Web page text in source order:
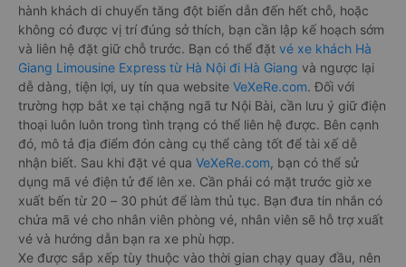
hành khách di chuyển tăng đột biến dẫn đến hết chỗ, hoặc
không có được vị trí đúng sở thích, bạn cần lập kế hoạch sớm
và liên hệ đặt giữ chỗ trước. Bạn có thể đặt vé xe khách Hà
Giang Limousine Express từ Hà Nội đi Hà Giang và ngược lại
dễ dàng, tiện lợi, uy tín qua website VeXeRe.com. Đối với
trường hợp bắt xe tại chặng ngã tư Nội Bài, cần lưu ý giữ điện
thoại luôn luôn trong tình trạng có thể liên hệ được. Bên cạnh
đó, mô tả địa điểm đón càng cụ thể càng tốt để tài xế dễ
nhận biết. Sau khi đặt vé qua VeXeRe.com, bạn có thể sử
dụng mã vé điện tử để lên xe. Cần phải có mặt trước giờ xe
xuất bến từ 20 – 30 phút để làm thủ tục. Bạn đưa tin nhắn có
chứa mã vé cho nhân viên phòng vé, nhân viên sẽ hỗ trợ xuất
vé và hướng dẫn bạn ra xe phù hợp.
Xe được sắp xếp tùy thuộc vào thời gian chạy quay đầu, nên